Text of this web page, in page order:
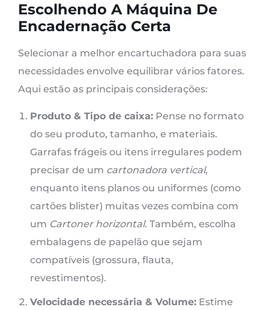
Escolhendo A Máquina De
Encadernação Certa
Selecionar a melhor encartuchadora para suas
necessidades envolve equilibrar vários fatores.
Aqui estão as principais considerações:
Produto & Tipo de caixa: Pense no formato
do seu produto, tamanho, e materiais.
Garrafas frágeis ou itens irregulares podem
precisar de um cartonadora vertical,
enquanto itens planos ou uniformes (como
cartões blister) muitas vezes combina com
um Cartoner horizontal. Também, escolha
embalagens de papelão que sejam
compatíveis (grossura, flauta,
revestimentos).
Velocidade necessária & Volume: Estime